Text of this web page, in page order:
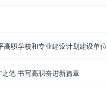
职学校和专业建设计划建设单位
笔 书写高职奋进新篇章